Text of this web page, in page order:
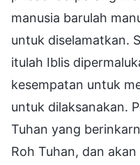
manusia barulah
untuk diselamatkan.
itulah Iblis
kesempatan untuk
untuk dilaksanakan.
Tuhan yang
Roh Tuhan, dan